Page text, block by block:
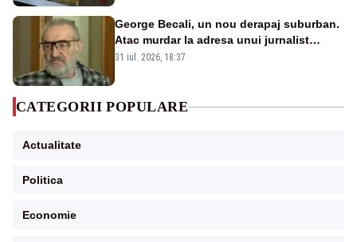
George Becali, un nou derapaj suburban.
Atac murdar la adresa unui jurnalist
sportiv – AUDIO
31 iul. 2026, 18:37
CATEGORII POPULARE
Actualitate
Politica
Economie